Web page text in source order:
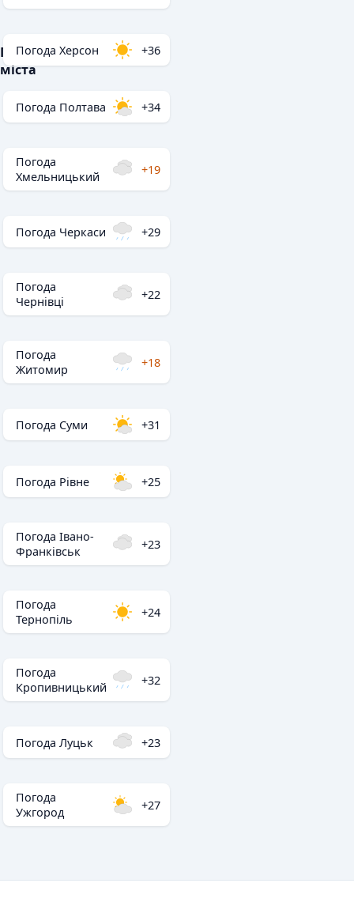
Популярні
міста
Погода Херсон +36
Погода Полтава +34
Погода
Хмельницький
+19
Погода Черкаси +29
Погода
Чернівці
+22
Погода
Житомир
+18
Погода Суми +31
Погода Рівне +25
Погода Івано-
Франківськ
+23
Погода
Тернопіль
+24
Погода
Кропивницький
+32
Погода Луцьк +23
Погода
Ужгород
+27